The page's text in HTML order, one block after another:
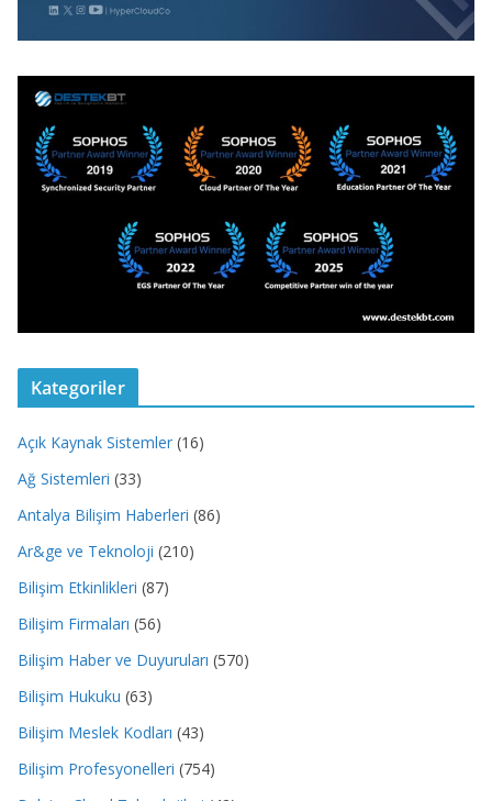
Kategoriler
Açık Kaynak Sistemler (16)
Ağ Sistemleri (33)
Antalya Bilişim Haberleri (86)
Ar&ge ve Teknoloji (210)
Bilişim Etkinlikleri (87)
Bilişim Firmaları (56)
Bilişim Haber ve Duyuruları (570)
Bilişim Hukuku (63)
Bilişim Meslek Kodları (43)
Bilişim Profesyonelleri (754)